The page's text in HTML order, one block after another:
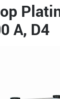
А, D4